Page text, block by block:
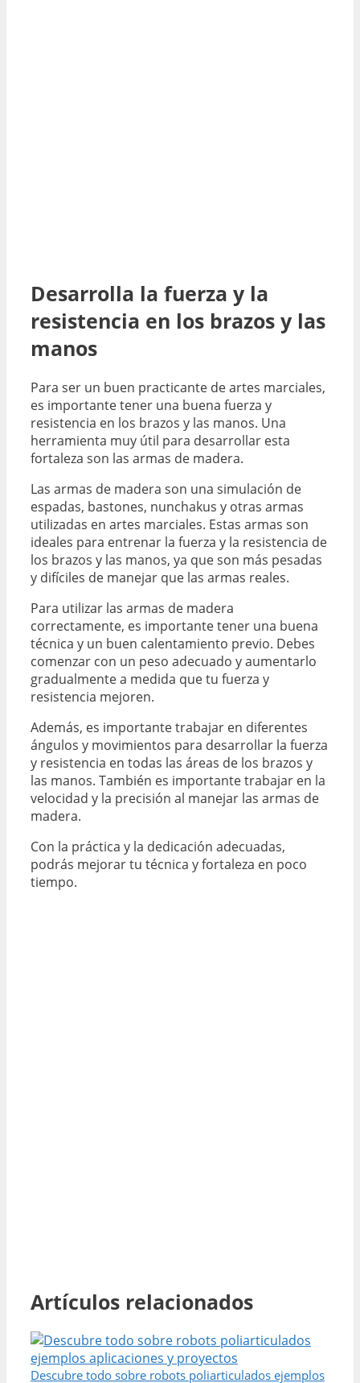
Desarrolla la fuerza y la
resistencia en los brazos y las
manos
Para ser un buen practicante de artes marciales,
es importante tener una buena fuerza y
resistencia en los brazos y las manos. Una
herramienta muy útil para desarrollar esta
fortaleza son las armas de madera.
Las armas de madera son una simulación de
espadas, bastones, nunchakus y otras armas
utilizadas en artes marciales. Estas armas son
ideales para entrenar la fuerza y la resistencia de
los brazos y las manos, ya que son más pesadas
y difíciles de manejar que las armas reales.
Para utilizar las armas de madera
correctamente, es importante tener una buena
técnica y un buen calentamiento previo. Debes
comenzar con un peso adecuado y aumentarlo
gradualmente a medida que tu fuerza y
resistencia mejoren.
Además, es importante trabajar en diferentes
ángulos y movimientos para desarrollar la fuerza
y resistencia en todas las áreas de los brazos y
las manos. También es importante trabajar en la
velocidad y la precisión al manejar las armas de
madera.
Con la práctica y la dedicación adecuadas,
podrás mejorar tu técnica y fortaleza en poco
tiempo.
Artículos relacionados
Descubre todo sobre robots poliarticulados ejemplos